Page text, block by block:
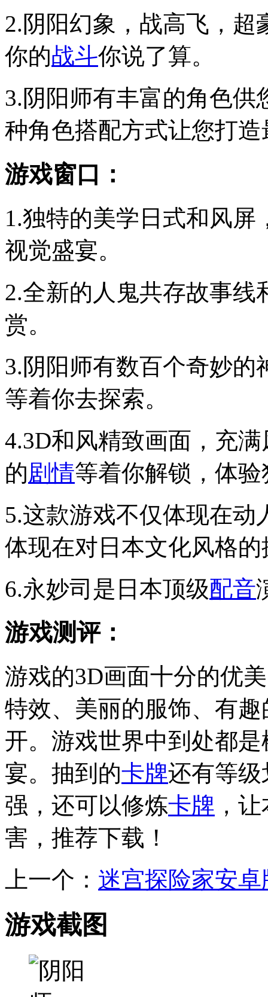
2.阴阳幻象，战高飞，
你的战斗你说了算。
3.阴阳师有丰富的角色
种角色搭配方式让您打
游戏窗口：
1.独特的美学日式和风
视觉盛宴。
2.全新的人鬼共存故事线
赏。
3.阴阳师有数百个奇妙
等着你去探索。
4.3D和风精致画面，充
的剧情等着你解锁，体
5.这款游戏不仅体现在
体现在对日本文化风格
6.永妙司是日本顶级配音
游戏测评：
游戏的3D画面十分的优
特效、美丽的服饰、有
开。游戏世界中到处都
宴。抽到的卡牌还有等
强，还可以修炼卡牌 ，
害，推荐下载！
上一个： 迷宫探险家安卓
游戏截图